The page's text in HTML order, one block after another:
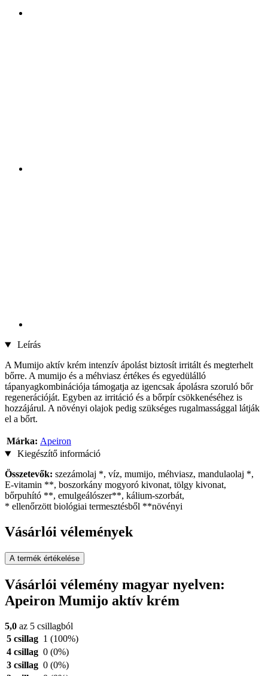
Leírás
A Mumijo aktív krém intenzív ápolást biztosít irritált és megterhelt
bőrre. A mumijo és a méhviasz értékes és egyedülálló
tápanyagkombinációja támogatja az igencsak ápolásra szoruló bőr
regenerációját. Egyben az irritáció és a bőrpír csökkenéséhez is
hozzájárul. A növényi olajok pedig szükséges rugalmassággal látják
el a bőrt.
Márka: Apeiron
Kiegészítő információ
Összetevők: szezámolaj *, víz, mumijo, méhviasz, mandulaolaj *,
E-vitamin **, boszorkány mogyoró kivonat, tölgy kivonat,
bőrpuhító **, emulgeálószer**, kálium-szorbát,
* ellenőrzött biológiai termesztésből **növényi
Vásárlói vélemények
A termék értékelése
Vásárlói vélemény magyar nyelven:
Apeiron Mumijo aktív krém
5,0 az 5 csillagból
5 csillag 1 (100%)
4 csillag 0 (0%)
3 csillag 0 (0%)